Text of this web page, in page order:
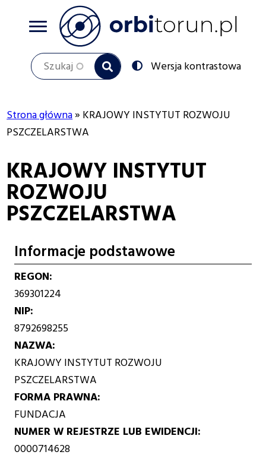
Szukaj
Przełącz
na:
Wersja kontrastowa
Ścieżka
nawigacyjna
Strona główna
KRAJOWY INSTYTUT ROZWOJU
PSZCZELARSTWA
KRAJOWY INSTYTUT
ROZWOJU
PSZCZELARSTWA
Informacje podstawowe
REGON
369301224
NIP
8792698255
NAZWA
KRAJOWY INSTYTUT ROZWOJU
PSZCZELARSTWA
FORMA PRAWNA
FUNDACJA
NUMER W REJESTRZE LUB EWIDENCJI
0000714628